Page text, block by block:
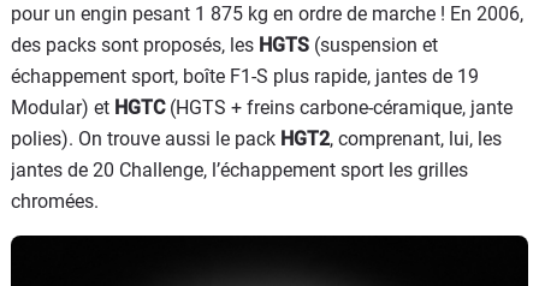
pour un engin pesant 1 875 kg en ordre de marche ! En 2006,
des packs sont proposés, les HGTS (suspension et
échappement sport, boîte F1-S plus rapide, jantes de 19
Modular) et HGTC (HGTS + freins carbone-céramique, jante
polies). On trouve aussi le pack HGT2, comprenant, lui, les
jantes de 20 Challenge, l’échappement sport les grilles
chromées.